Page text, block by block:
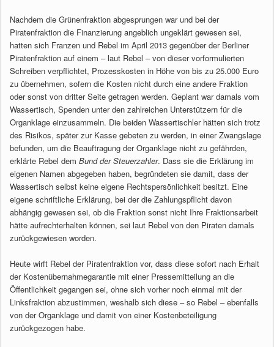
Nachdem die Grünenfraktion abgesprungen war und bei der
Piratenfraktion die Finanzierung angeblich ungeklärt gewesen sei,
hatten sich Franzen und Rebel im April 2013 gegenüber der Berliner
Piratenfraktion auf einem – laut Rebel – von dieser vorformulierten
Schreiben verpflichtet, Prozesskosten in Höhe von bis zu 25.000 Euro
zu übernehmen, sofern die Kosten nicht durch eine andere Fraktion
oder sonst von dritter Seite getragen werden. Geplant war damals vom
Wassertisch, Spenden unter den zahlreichen Unterstützern für die
Organklage einzusammeln. Die beiden Wassertischler hätten sich trotz
des Risikos, später zur Kasse gebeten zu werden, in einer Zwangslage
befunden, um die Beauftragung der Organklage nicht zu gefährden,
erklärte Rebel dem Bund der Steuerzahler. Dass sie die Erklärung im
eigenen Namen abgegeben haben, begründeten sie damit, dass der
Wassertisch selbst keine eigene Rechtspersönlichkeit besitzt. Eine
eigene schriftliche Erklärung, bei der die Zahlungspflicht davon
abhängig gewesen sei, ob die Fraktion sonst nicht Ihre Fraktionsarbeit
hätte aufrechterhalten können, sei laut Rebel von den Piraten damals
zurückgewiesen worden.
Heute wirft Rebel der Piratenfraktion vor, dass diese sofort nach Erhalt
der Kostenübernahmegarantie mit einer Pressemitteilung an die
Öffentlichkeit gegangen sei, ohne sich vorher noch einmal mit der
Linksfraktion abzustimmen, weshalb sich diese – so Rebel – ebenfalls
von der Organklage und damit von einer Kostenbeteiligung
zurückgezogen habe.